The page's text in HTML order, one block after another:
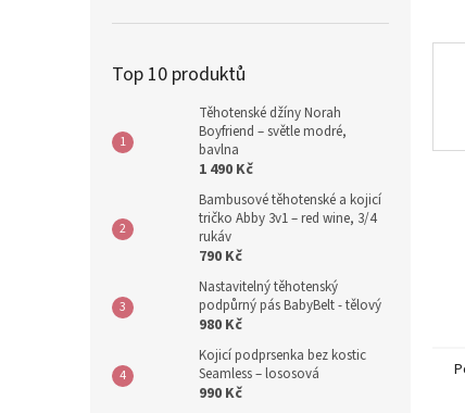
Top 10 produktů
Těhotenské džíny Norah
Boyfriend – světle modré,
bavlna
1 490 Kč
Bambusové těhotenské a kojicí
tričko Abby 3v1 – red wine, 3/4
rukáv
790 Kč
Nastavitelný těhotenský
podpůrný pás BabyBelt - tělový
980 Kč
Kojicí podprsenka bez kostic
Seamless – lososová
990 Kč